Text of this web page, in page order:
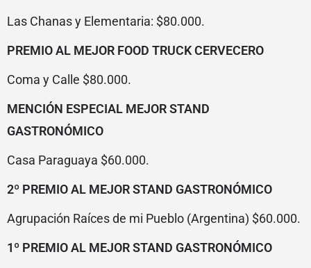
Las Chanas y Elementaria: $80.000.
PREMIO AL MEJOR FOOD TRUCK CERVECERO
Coma y Calle $80.000.
MENCIÓN ESPECIAL MEJOR STAND
GASTRONÓMICO
Casa Paraguaya $60.000.
2º PREMIO AL MEJOR STAND GASTRONÓMICO
Agrupación Raíces de mi Pueblo (Argentina) $60.000.
1º PREMIO AL MEJOR STAND GASTRONÓMICO